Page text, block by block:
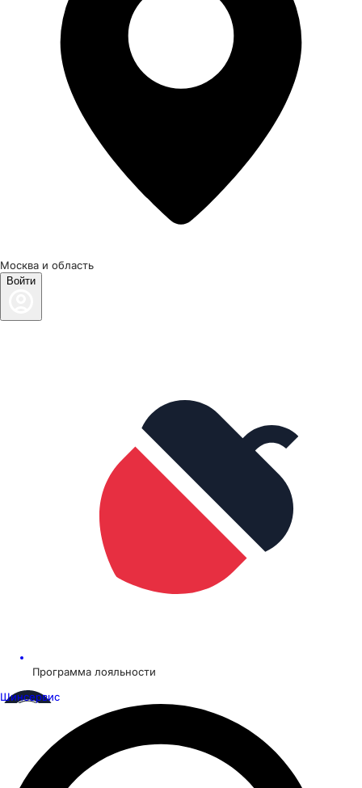
Москва и область
Войти
Программа лояльности
Шинсервис